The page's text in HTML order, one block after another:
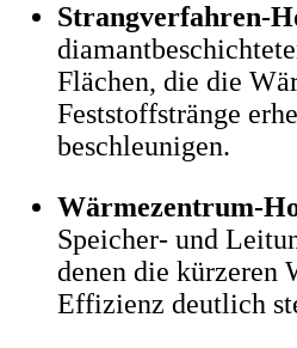
Strangverfahren-
Flächen, die die
Feststoffstränge
beschleunigen.
Wärmezentrum-
Speicher- und
denen die kürzeren
Effizienz deutlich